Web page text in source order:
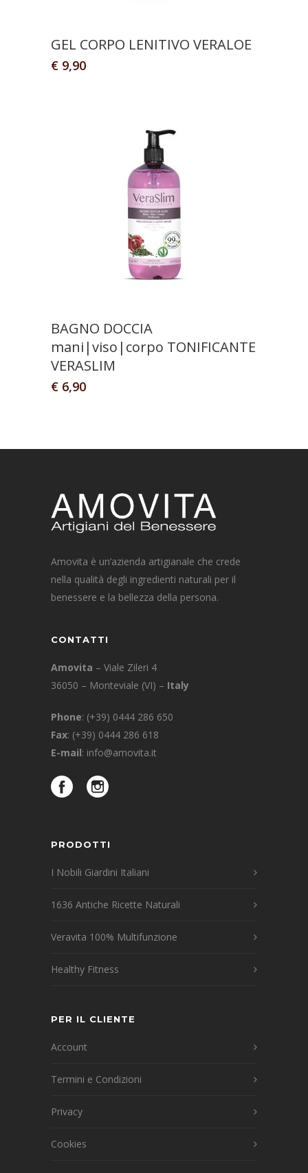
GEL CORPO LENITIVO VERALOE
€ 9,90
BAGNO DOCCIA
mani|viso|corpo TONIFICANTE
VERASLIM
€ 6,90
Amovita è un’azienda artigianale che crede
nella qualità degli ingredienti naturali per il
benessere e la bellezza della persona.
CONTATTI
Amovita – Viale Zileri 4
36050 – Monteviale (VI) – Italy
Phone: (+39) 0444 286 650
Fax: (+39) 0444 286 618
E-mail: info@amovita.it
PRODOTTI
I Nobili Giardini Italiani
1636 Antiche Ricette Naturali
Veravita 100% Multifunzione
Healthy Fitness
PER IL CLIENTE
Account
Termini e Condizioni
Privacy
Cookies